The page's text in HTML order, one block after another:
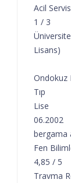
Acil
1 / 3
Lisans)
Ondokuz
Tıp
Lise
06.2002
bergama
Fen
4,85 / 5
Travma